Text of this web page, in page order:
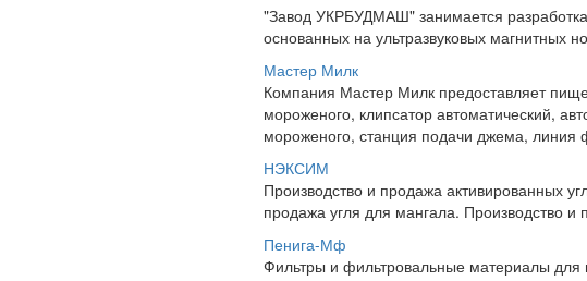
"Завод УКРБУДМАШ" занимается
основанных на ультразвуковых магнитных
Мастер Милк
Компания Мастер Милк предоставляет
мороженого, клипсатор автоматический,
мороженого, станция подачи джема, линия
НЭКСИМ
Производство и продажа активированных
продажа угля для мангала. Производство и
Пенига-Мф
Фильтры и фильтровальные материалы для